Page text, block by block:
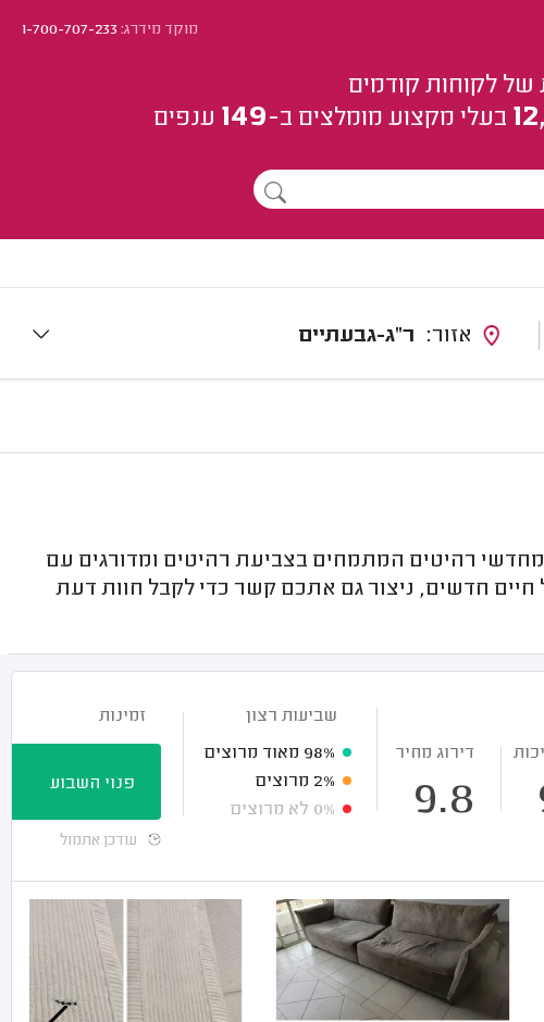
מוקד מידרג:1-700-707-233
של לקוחות קודמים
בעלי מקצוע מומלצים ב-149 ענפים
ר"ג-גבעתיים
רהיטים המתמחים בצביעת רהיטים ומדורגים עם
חדשים, ניצור גם אתכם קשר כדי לקבל חוות דעת
דירוג מחיר
9.8
שביעות רצון
98% מאוד מרוצים
2% מרוצים
0% לא מרוצים
זמינות
פנוי השבוע
עודכן אתמול